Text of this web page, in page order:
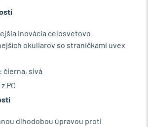
inovácia celosvetovo
okuliarov so straničkami uvex
čierna, sivá
PC
dlhodobou úpravou proti